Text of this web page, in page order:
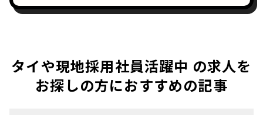
タイや現地採用社員活躍中 の求人を
お探しの方におすすめの記事